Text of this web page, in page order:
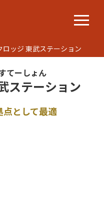
ロッジ 東武ステーション
てーしょん
ステーション
として最適